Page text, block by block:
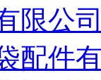
限公
配件